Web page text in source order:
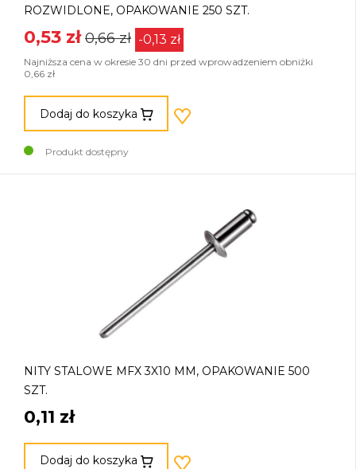
ROZWIDLONE, OPAKOWANIE 250 SZT.
0,53 zł 0,66 zł -0,13 zł
Najniższa cena w okresie 30 dni przed wprowadzeniem obniżki
0,66 zł
Dodaj do koszyka
Produkt dostępny
NITY STALOWE MFX 3X10 MM, OPAKOWANIE 500
SZT.
0,11 zł
Dodaj do koszyka